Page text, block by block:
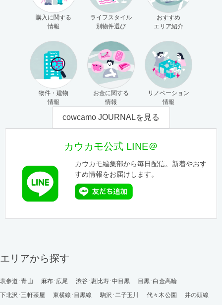
購入に関する
情報
ライフスタイル
別物件選び
おすすめ
エリア紹介
物件・建物
情報
お金に関する
情報
リノベーション
情報
cowcamo JOURNALを見る
カウカモ公式 LINE＠
カウカモ編集部から毎日配信。新着やおす
すめ情報をお届けします。
エリアから探す
表参道･青山 麻布･広尾 渋谷･恵比寿･中目黒
目黒･白金高輪
下北沢･三軒茶屋
東横線･目黒線 駒沢･二子玉川 代々木公園
井の頭線